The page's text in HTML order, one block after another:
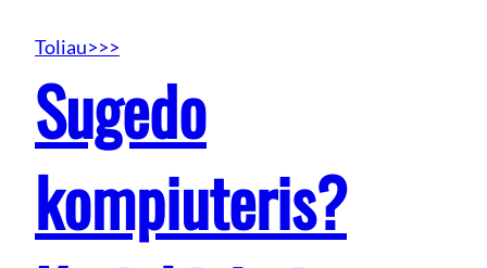
Toliau>>>
Sugedo
kompiuteris?